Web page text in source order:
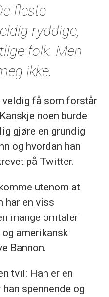
fleste
ryddige,
folk. Men
ikke.
veldig få som forstår
noen burde
gjøre en grundig
og hvordan han
på Twitter.
utenom at
har en viss
mange omtaler
amerikansk
Bannon.
tvil: Han er en
spennende og